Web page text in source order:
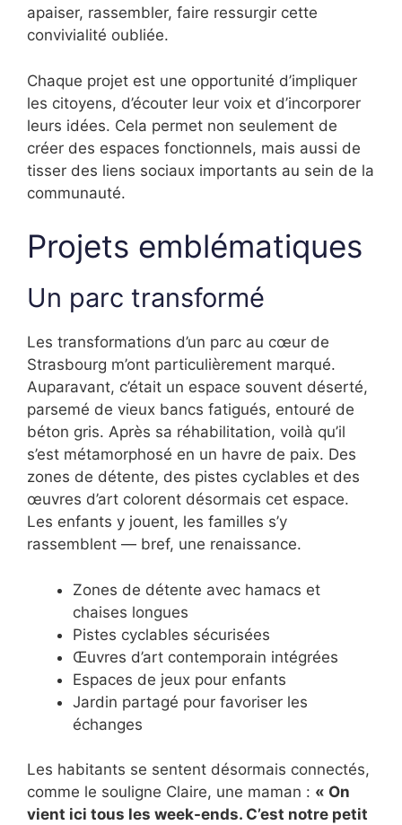
apaiser, rassembler, faire ressurgir cette
convivialité oubliée.
Chaque projet est une opportunité d’impliquer
les citoyens, d’écouter leur voix et d’incorporer
leurs idées. Cela permet non seulement de
créer des espaces fonctionnels, mais aussi de
tisser des liens sociaux importants au sein de la
communauté.
Projets emblématiques
Un parc transformé
Les transformations d’un parc au cœur de
Strasbourg m’ont particulièrement marqué.
Auparavant, c’était un espace souvent déserté,
parsemé de vieux bancs fatigués, entouré de
béton gris. Après sa réhabilitation, voilà qu’il
s’est métamorphosé en un havre de paix. Des
zones de détente, des pistes cyclables et des
œuvres d’art colorent désormais cet espace.
Les enfants y jouent, les familles s’y
rassemblent — bref, une renaissance.
Zones de détente avec hamacs et
chaises longues
Pistes cyclables sécurisées
Œuvres d’art contemporain intégrées
Espaces de jeux pour enfants
Jardin partagé pour favoriser les
échanges
Les habitants se sentent désormais connectés,
comme le souligne Claire, une maman : « On
vient ici tous les week-ends. C’est notre petit